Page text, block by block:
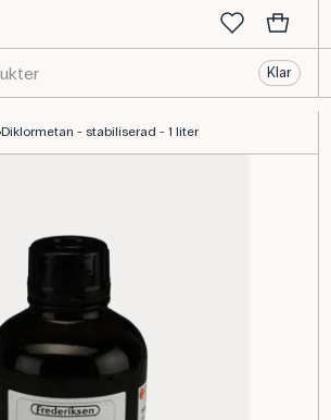
Klar
Diklormetan - stabiliserad - 1 liter